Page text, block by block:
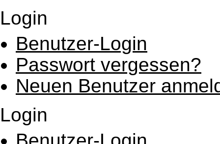
Login
Benutzer-Login
Passwort vergessen?
Neuen Benutzer
Login